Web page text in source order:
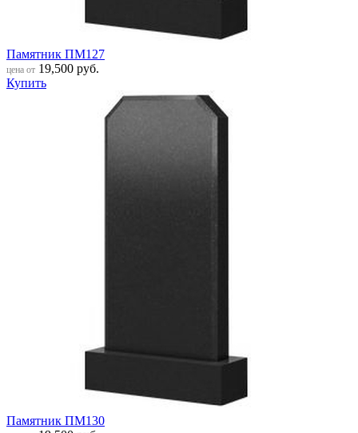
Памятник ПМ127
цена от 19,500 руб.
Купить
Памятник ПМ130